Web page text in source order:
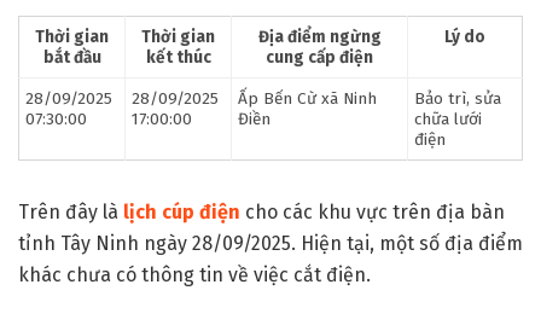
Thời gian
bắt đầu
Thời gian
kết thúc
Địa điểm ngừng
cung cấp điện
Lý do
28/09/2025
07:30:00
28/09/2025
17:00:00
Ấp Bến Cừ xã Ninh
Điền
Bảo trì, sửa
chữa lưới
điện
Trên đây là lịch cúp điện cho các khu vực trên địa bàn
tỉnh Tây Ninh ngày 28/09/2025. Hiện tại, một số địa điểm
khác chưa có thông tin về việc cắt điện.